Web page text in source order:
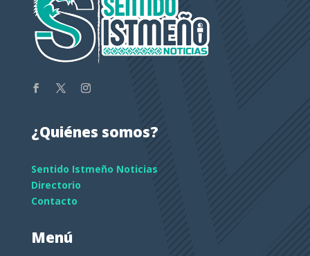
¿Quiénes somos?
Sentido Istmeño Noticias
Directorio
Contacto
Menú